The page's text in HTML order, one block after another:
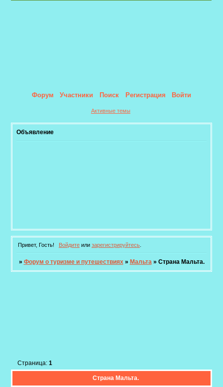
Форум Участники Поиск Регистрация Войти
Активные темы
Объявление
Привет, Гость! Войдитеили зарегистрируйтесь.
» Форум о туризме и путешествиях » Мальта » Страна Мальта.
Страна Мальта.
Страница: 1